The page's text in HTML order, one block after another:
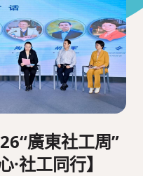
廣東社工周”
社工同行】